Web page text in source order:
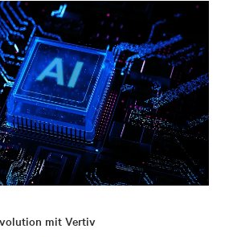
leitende Positionen inne, darunter als VP
und VP/GM AC Power, bevor er in seine
wechselte. Er tritt auf Fachmessen,
und in den Medien der IT-, Anlagen- und
häufig als Redner und Vortragender
mit Vertiv